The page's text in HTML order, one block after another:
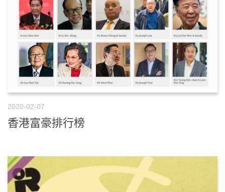
2020-02-07
香港富豪排行榜